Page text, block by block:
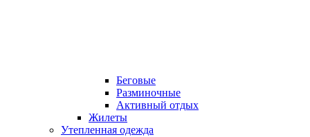
Беговые
Разминочные
Активный отдых
Жилеты
Утепленная одежда